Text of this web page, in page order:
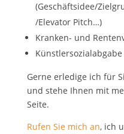
(Geschäftsidee/
/Elevator Pitch…)
Kranken- und
Künstlersozialabgabe
Gerne erledige ich für
und stehe Ihnen mit
Seite.
Rufen Sie mich an, ich